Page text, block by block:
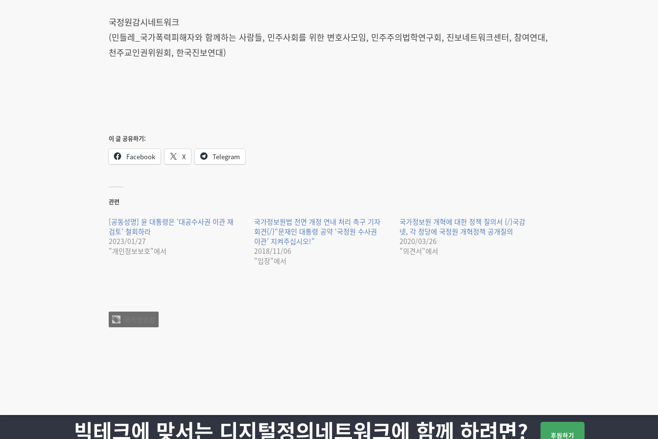
국정원감시네트워크
(민들레_국가폭력피해자와 함께하는 사람들, 민주사회를 위한 변호사모임, 민주주의법학연구회, 진보네트워크센터, 참여연대,
천주교인권위원회, 한국진보연대)
이 글 공유하기:
Facebook X Telegram
관련
[공동성명] 윤 대통령은 ‘대공수사권 이관 재
검토’ 철회하라
2023/01/27
"개인정보보호"에서
국가정보원법 전면 개정 연내 처리 촉구 기자
회견{/}“문재인 대통령 공약 ‘국정원 수사권
이관’ 지켜주십시오!”
2018/11/06
"입장"에서
국가정보원 개혁에 대한 정책 질의서 {/}국감
넷, 각 정당에 국정원 개혁정책 공개질의
2020/03/26
"의견서"에서
빅테크에 맞서는 디지털정의네트워크에 함께 하려면? 후원하기